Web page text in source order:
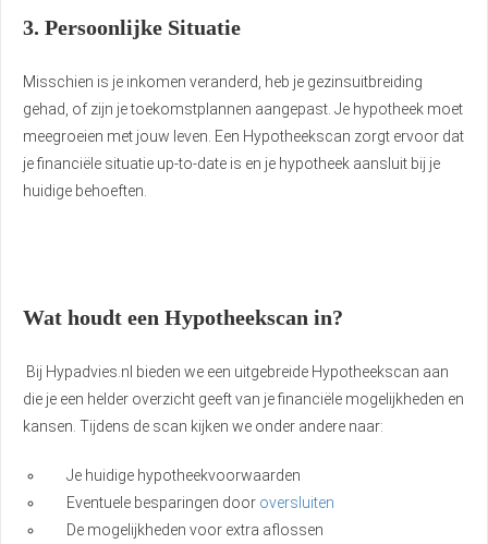
3. Persoonlijke Situatie
Misschien is je inkomen veranderd, heb je gezinsuitbreiding
gehad, of zijn je toekomstplannen aangepast. Je hypotheek moet
meegroeien met jouw leven. Een Hypotheekscan zorgt ervoor dat
je financiële situatie up-to-date is en je hypotheek aansluit bij je
huidige behoeften.
Wat houdt een Hypotheekscan in?
Bij Hypadvies.nl bieden we een uitgebreide Hypotheekscan aan
die je een helder overzicht geeft van je financiële mogelijkheden en
kansen. Tijdens de scan kijken we onder andere naar:
Je huidige hypotheekvoorwaarden
Eventuele besparingen door oversluiten
De mogelijkheden voor extra aflossen